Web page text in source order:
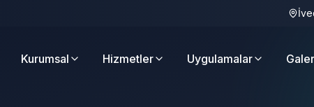
Kurumsal Hizmetler Uygulamalar